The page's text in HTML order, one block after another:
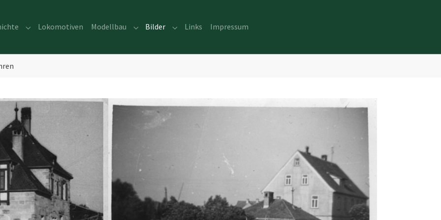
Submenu for "Geschichte"
Lokomotiven Modellbau Submenu for "Modellbau"
Bilder Submenu for "Bilder"
Links Impressum